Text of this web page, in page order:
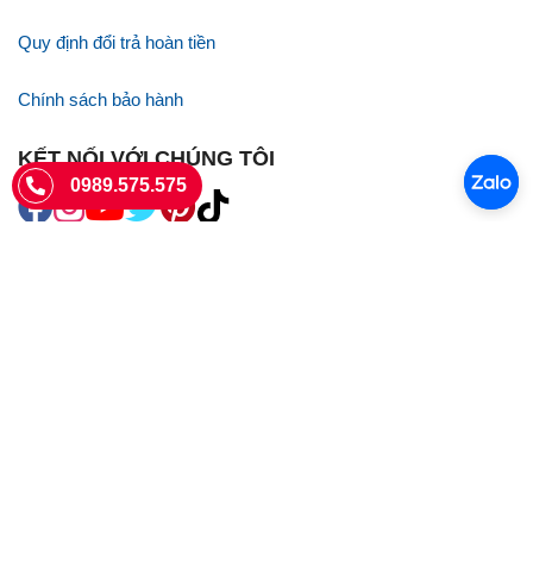
Quy định đổi trả hoàn tiền
Chính sách bảo hành
KẾT NỐI VỚI CHÚNG TÔI
0989.575.575